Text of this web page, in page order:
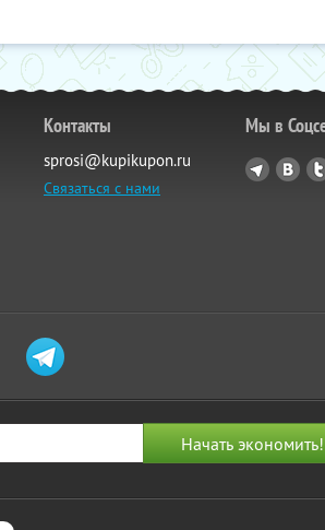
Контакты
sprosi@kupikupon.ru
Связаться с нами
Мы в